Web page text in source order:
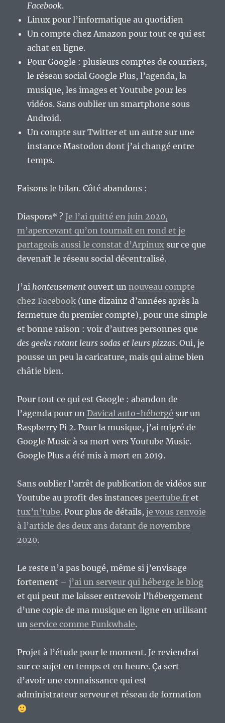
Facebook.
Linux pour l’informatique au quotidien
Un compte chez Amazon pour tout ce qui est
achat en ligne.
Pour Google : plusieurs comptes de courriers,
le réseau social Google Plus, l’agenda, la
musique, les images et Youtube pour les
vidéos. Sans oublier un smartphone sous
Android.
Un compte sur Twitter et un autre sur une
instance Mastodon dont j’ai changé entre
temps.
Faisons le bilan. Côté abandons :
Diaspora* ? Je l’ai quitté en juin 2020,
m’apercevant qu’on tournait en rond et je
partageais aussi le constat d’Arpinux sur ce que
devenait le réseau social décentralisé.
J’ai honteusement ouvert unnouveau compte
chez Facebook (une dizainz d’années après la
fermeture du premier compte), pour une simple
et bonne raison : voir d’autres personnes que
des geeks rotant leurs sodas et leurs pizzas. Oui, je
pousse un peu la caricature, mais qui aime bien
châtie bien.
Pour tout ce qui est Google : abandon de
l’agenda pour unDavical auto-hébergé sur un
Raspberry Pi 2. Pour la musique, j’ai migré de
Google Music à sa mort vers Youtube Music.
Google Plus a été mis à mort en 2019.
Sans oublier l’arrêt de publication de vidéos sur
Youtube au profit des instancespeertube.fr et
tux’n’tube. Pour plus de détails,je vous renvoie
à l’article des deux ans datant de novembre
2020.
Le reste n’a pas bougé, même si j’envisage
fortement –j’ai un serveur qui héberge le blog
et qui peut me laisser entrevoir l’hébergement
d’une copie de ma musique en ligne en utilisant
un service comme Funkwhale.
Projet à l’étude pour le moment. Je reviendrai
sur ce sujet en temps et en heure. Ça sert
d’avoir une connaissance qui est
administrateur serveur et réseau de formation